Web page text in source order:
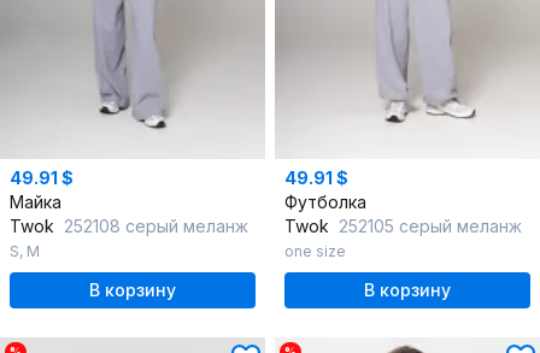
49.91 $
Майка
Twok 252108 серый меланж
S, M
В корзину
49.91 $
Футболка
Twok 252105 серый меланж
one size
В корзину